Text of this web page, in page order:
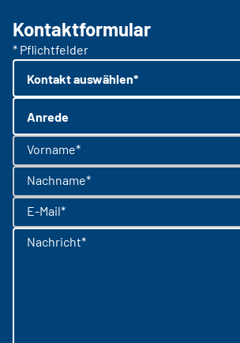
Kontaktformular
* Pflichtfelder
Kontakt auswählen*
Anrede
Vorname*
Nachname*
E-Mail*
Nachricht*